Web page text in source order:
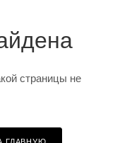
страницы не